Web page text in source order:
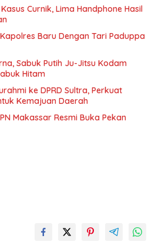
Curnik, Lima Handphone Hasil
Baru Dengan Tari Paduppa
Sabuk Putih Ju-Jitsu Kodam
Hitam
ke DPRD Sultra, Perkuat
Kemajuan Daerah
Makassar Resmi Buka Pekan